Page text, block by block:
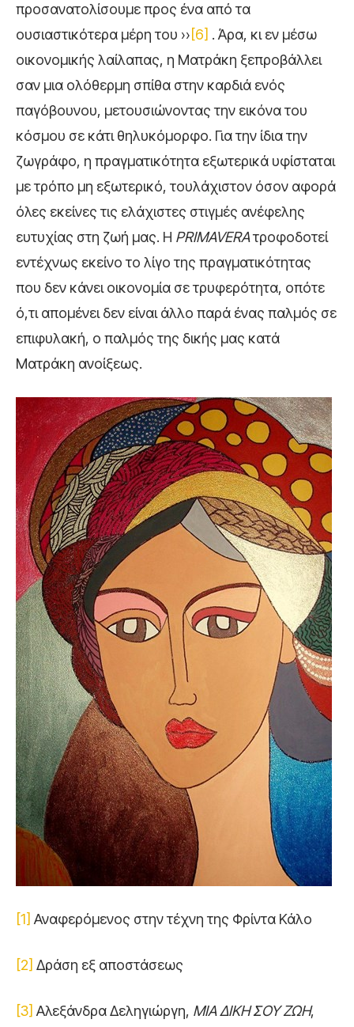
προσανατολίσουμε προς ένα από τα
ουσιαστικότερα μέρη του ››[6] . Άρα, κι εν μέσω
οικονομικής λαίλαπας, η Ματράκη ξεπροβάλλει
σαν μια ολόθερμη σπίθα στην καρδιά ενός
παγόβουνου, μετουσιώνοντας την εικόνα του
κόσμου σε κάτι θηλυκόμορφο. Για την ίδια την
ζωγράφο, η πραγματικότητα εξωτερικά υφίσταται
με τρόπο μη εξωτερικό, τουλάχιστον όσον αφορά
όλες εκείνες τις ελάχιστες στιγμές ανέφελης
ευτυχίας στη ζωή μας. Η PRIMAVERAτροφοδοτεί
εντέχνως εκείνο το λίγο της πραγματικότητας
που δεν κάνει οικονομία σε τρυφερότητα, οπότε
ό,τι απομένει δεν είναι άλλο παρά ένας παλμός σε
επιφυλακή, ο παλμός της δικής μας κατά
Ματράκη ανοίξεως.
[1] Αναφερόμενος στην τέχνη της Φρίντα Κάλο
[2] Δράση εξ αποστάσεως
[3] Αλεξάνδρα Δεληγιώργη, ΜΙΑ ΔΙΚΗ ΣΟΥ ΖΩΗ,